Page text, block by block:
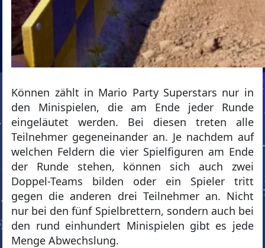
Können zählt in Mario Party Superstars nur in
den Minispielen, die am Ende jeder Runde
eingeläutet werden. Bei diesen treten alle
Teilnehmer gegeneinander an. Je nachdem auf
welchen Feldern die vier Spielfiguren am Ende
der Runde stehen, können sich auch zwei
Doppel-Teams bilden oder ein Spieler tritt
gegen die anderen drei Teilnehmer an. Nicht
nur bei den fünf Spielbrettern, sondern auch bei
den rund einhundert Minispielen gibt es jede
Menge Abwechslung.